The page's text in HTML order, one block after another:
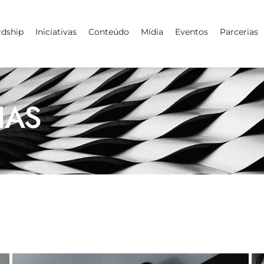
Iniciativas Conteúdo Mídia Eventos Parcerias